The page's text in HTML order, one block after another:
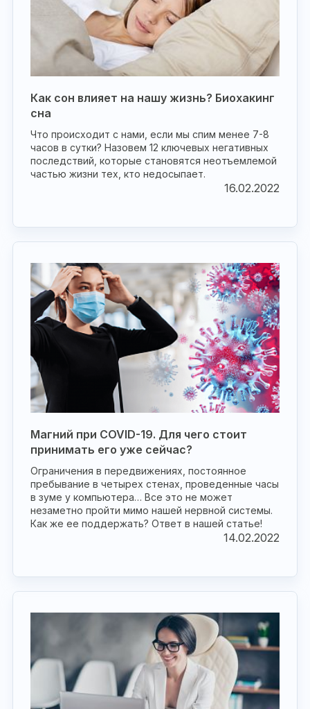
Как сон влияет на нашу жизнь? Биохакинг
сна
Что происходит с нами, если мы спим менее 7-8
часов в сутки? Назовем 12 ключевых негативных
последствий, которые становятся неотъемлемой
частью жизни тех, кто недосыпает.
16.02.2022
Магний при COVID-19. Для чего стоит
принимать его уже сейчас?
Ограничения в передвижениях, постоянное
пребывание в четырех стенах, проведенные часы
в зуме у компьютера… Все это не может
незаметно пройти мимо нашей нервной системы.
Как же ее поддержать? Ответ в нашей статье!
14.02.2022